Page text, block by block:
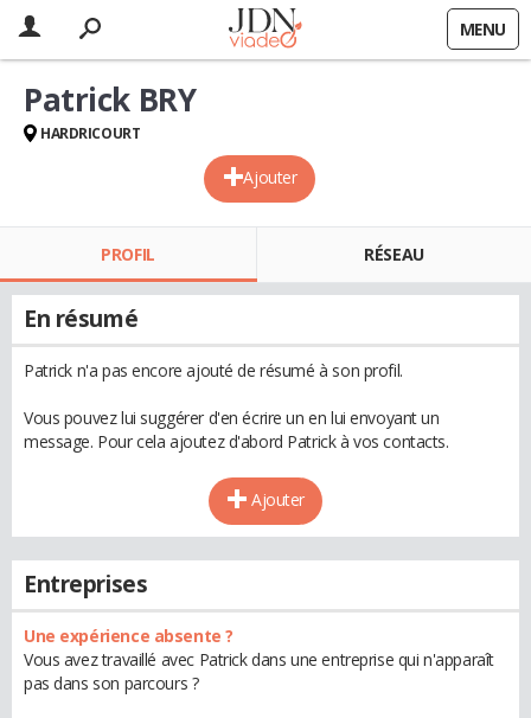
MENU
Ajouter
Patrick BRY
HARDRICOURT
PROFIL RÉSEAU
En résumé
Patrick n'a pas encore ajouté de résumé à son profil.
Vous pouvez lui suggérer d'en écrire un en lui envoyant un
message. Pour cela ajoutez d'abord Patrick à vos contacts.
Ajouter
Entreprises
Une expérience absente ?
Vous avez travaillé avec Patrick dans une entreprise qui n'apparaît
pas dans son parcours ?